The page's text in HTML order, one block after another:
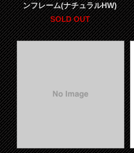
ンフレーム(ナチュラルHW)
SOLD OUT